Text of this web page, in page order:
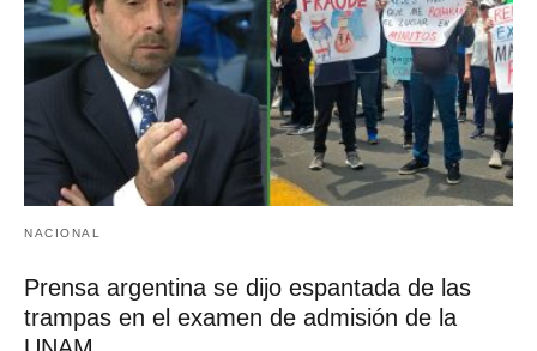
NACIONAL
Prensa argentina se dijo espantada de las
trampas en el examen de admisión de la